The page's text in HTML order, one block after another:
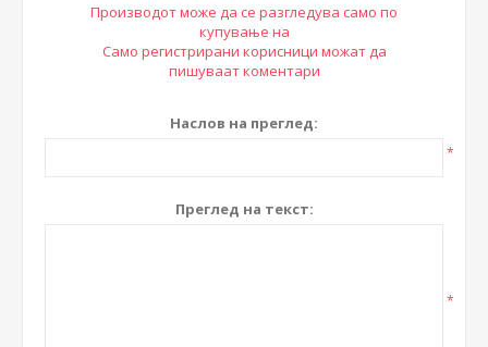
Производот може да се разгледува само по
купување на
Само регистрирани корисници можат да
пишуваат коментари
Наслов на преглед:
*
Преглед на текст:
*